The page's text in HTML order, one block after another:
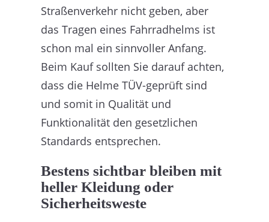
Straßenverkehr nicht geben, aber
das Tragen eines Fahrradhelms ist
schon mal ein sinnvoller Anfang.
Beim Kauf sollten Sie darauf achten,
dass die Helme TÜV-geprüft sind
und somit in Qualität und
Funktionalität den gesetzlichen
Standards entsprechen.
Bestens sichtbar bleiben mit
heller Kleidung oder
Sicherheitsweste